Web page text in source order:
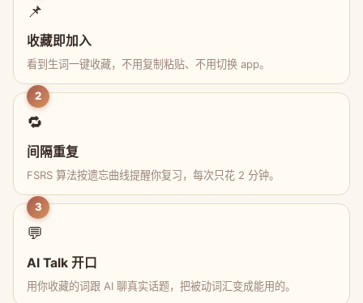
📌
收藏即加入
看到生词一键收藏，不用复制粘贴、不用切换 app。
2
🔁
间隔重复
FSRS 算法按遗忘曲线提醒你复习，每次只花 2 分钟。
3
💬
AI Talk 开口
用你收藏的词跟 AI 聊真实话题，把被动词汇变成能用的。